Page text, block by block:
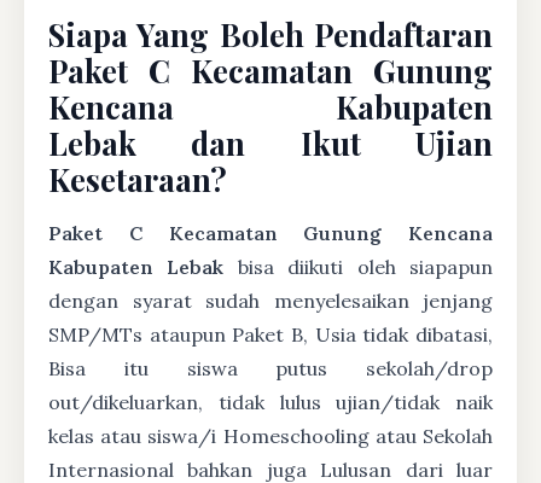
Siapa Yang Boleh Pendaftaran
Paket C Kecamatan Gunung
Kencana Kabupaten
Lebak dan Ikut Ujian
Kesetaraan?
Paket C Kecamatan Gunung Kencana
Kabupaten Lebak bisa diikuti oleh siapapun
dengan syarat sudah menyelesaikan jenjang
SMP/MTs ataupun Paket B, Usia tidak dibatasi,
Bisa itu siswa putus sekolah/drop
out/dikeluarkan, tidak lulus ujian/tidak naik
kelas atau siswa/i Homeschooling atau Sekolah
Internasional bahkan juga Lulusan dari luar